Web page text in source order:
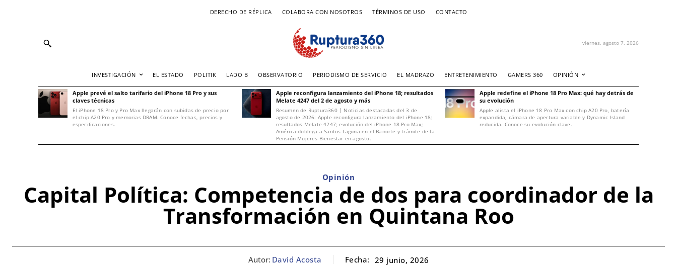
DERECHO DE RÉPLICA COLABORA CON NOSOTROS TÉRMINOS DE USO CONTACTO
viernes, agosto 7, 2026
INVESTIGACIÓN EL ESTADO POLITIK LADO B OBSERVATORIO PERIODISMO DE SERVICIO EL MADRAZO ENTRETENIMIENTO GAMERS 360 OPINIÓN
Apple prevé el salto tarifario del iPhone 18 Pro y sus
claves técnicas
El iPhone 18 Pro y Pro Max llegarán con subidas de precio por
el chip A20 Pro y memorias DRAM. Conoce fechas, precios y
especificaciones.
Apple reconfigura lanzamiento del iPhone 18; resultados
Melate 4247 del 2 de agosto y más
Resumen de Ruptura360 | Noticias destacadas del 3 de
agosto de 2026: Apple reconfigura lanzamiento del iPhone 18;
resultados Melate 4247; evolución del iPhone 18 Pro Max;
América doblega a Santos Laguna en el Banorte y trámite de la
Pensión Mujeres Bienestar en agosto.
Apple redefine el iPhone 18 Pro Max: qué hay detrás de
su evolución
Apple alista el iPhone 18 Pro Max con chip A20 Pro, batería
expandida, cámara de apertura variable y Dynamic Island
reducida. Conoce su evolución clave.
Opinión
Capital Política: Competencia de dos para coordinador de la
Transformación en Quintana Roo
Autor: David Acosta Fecha: 29 junio, 2026